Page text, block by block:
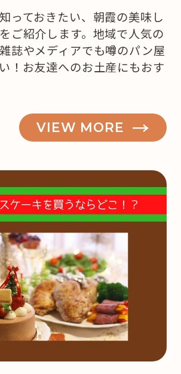
っておきたい、朝霞の美味し
ご紹介します。地域で人気の
誌やメディアでも噂のパン屋
！お友達へのお土産にもおす
VIEW MORE